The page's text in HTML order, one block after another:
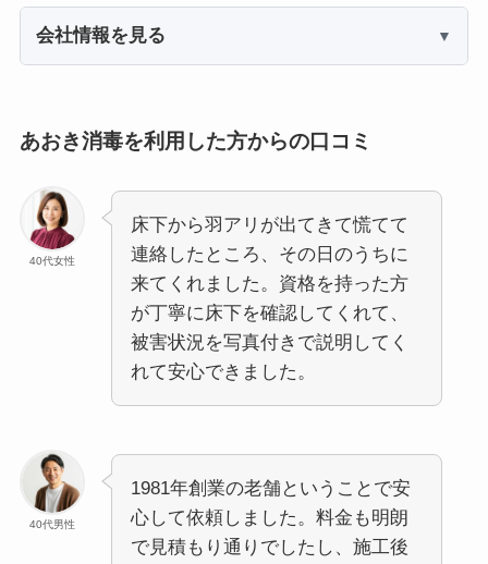
会社情報を見る
あおき消毒を利用した方からの口コミ
40代女性
床下から羽アリが出てきて慌てて
連絡したところ、その日のうちに
来てくれました。資格を持った方
が丁寧に床下を確認してくれて、
被害状況を写真付きで説明してく
れて安心できました。
40代男性
1981年創業の老舗ということで安
心して依頼しました。料金も明朗
で見積もり通りでしたし、施工後